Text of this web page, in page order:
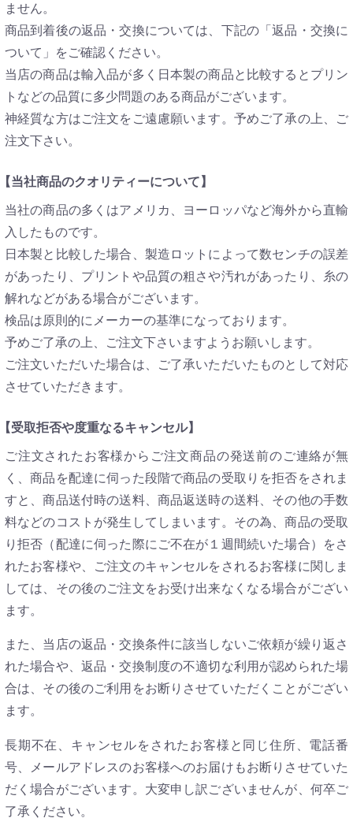
ません。
商品到着後の返品・交換については、下記の「返品・交換に
ついて」をご確認ください。
当店の商品は輸入品が多く日本製の商品と比較するとプリン
トなどの品質に多少問題のある商品がございます。
神経質な方はご注文をご遠慮願います。予めご了承の上、ご
注文下さい。
当社商品のクオリティーについて】
当社の商品の多くはアメリカ、ヨーロッパなど海外から直輸
入したものです。
日本製と比較した場合、製造ロットによって数センチの誤差
があったり、プリントや品質の粗さや汚れがあったり、糸の
解れなどがある場合がございます。
検品は原則的にメーカーの基準になっております。
予めご了承の上、ご注文下さいますようお願いします。
ご注文いただいた場合は、ご了承いただいたものとして対応
させていただきます。
受取拒否や度重なるキャンセル】
ご注文されたお客様からご注文商品の発送前のご連絡が無
く、商品を配達に伺った段階で商品の受取りを拒否をされま
すと、商品送付時の送料、商品返送時の送料、その他の手数
料などのコストが発生してしまいます。その為、商品の受取
り拒否（配達に伺った際にご不在が１週間続いた場合）をさ
れたお客様や、ご注文のキャンセルをされるお客様に関しま
しては、その後のご注文をお受け出来なくなる場合がござい
ます。
また、当店の返品・交換条件に該当しないご依頼が繰り返さ
れた場合や、返品・交換制度の不適切な利用が認められた場
合は、その後のご利用をお断りさせていただくことがござい
ます。
長期不在、キャンセルをされたお客様と同じ住所、電話番
号、メールアドレスのお客様へのお届けもお断りさせていた
だく場合がございます。大変申し訳ございませんが、何卒ご
了承ください。